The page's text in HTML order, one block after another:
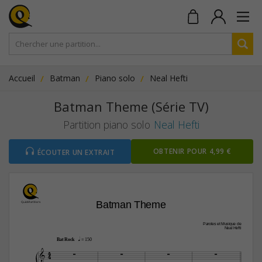
Accueil Batman Piano solo Neal Hefti
Batman Theme (Série TV)
Partition piano solo Neal Hefti
ÉCOUTER UN EXTRAIT OBTENIR POUR 4,99 €
Paroles et Musique de
Neal Hefti
Batman Theme
Bat Rock q = 150
4
4
   
